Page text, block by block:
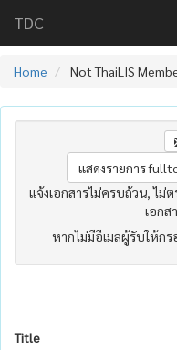
TDC
Home Not ThaiLIS
แจ้งเอกสารไม่ครบถ้วน, ไม่
เอก
หากไม่มีอีเมลผู้รับให้ก
Title